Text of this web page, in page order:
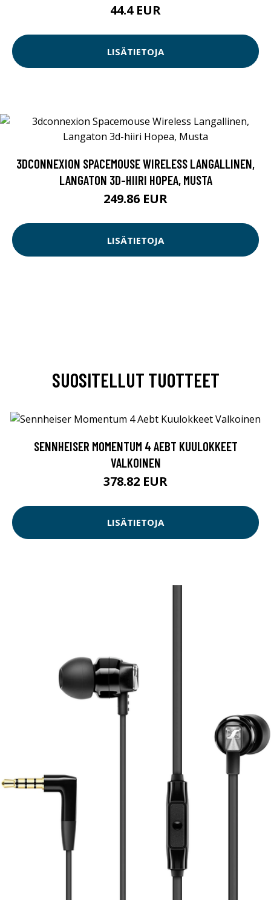
44.4 EUR
LISÄTIETOJA
3DCONNEXION SPACEMOUSE WIRELESS LANGALLINEN,
LANGATON 3D-HIIRI HOPEA, MUSTA
249.86 EUR
LISÄTIETOJA
SUOSITELLUT TUOTTEET
SENNHEISER MOMENTUM 4 AEBT KUULOKKEET
VALKOINEN
378.82 EUR
LISÄTIETOJA